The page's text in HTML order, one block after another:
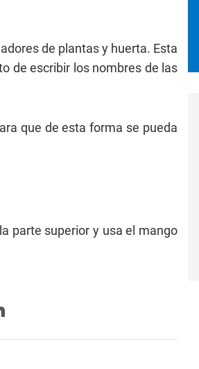
de plantas y huerta. Esta
de escribir los nombres de las
que de esta forma se pueda
parte superior y usa el mango